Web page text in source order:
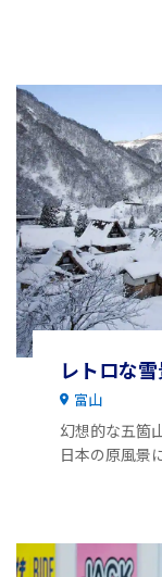
レトロな
富山
幻想的な五箇
日本の原風景